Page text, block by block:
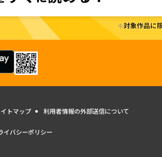
トマップ 利用者情報の外部送信について
イバシーポリシー